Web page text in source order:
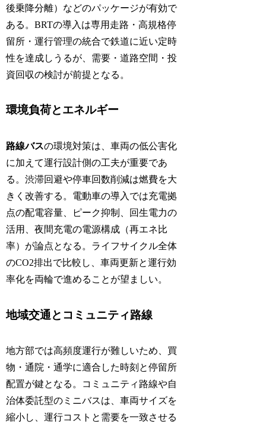
後乗降分離）などのパッケージが有効で
ある。BRTの導入は専用走路・高規格停
留所・運行管理の統合で鉄道に近い定時
性を達成しうるが、需要・道路空間・投
資回収の検討が前提となる。
環境負荷とエネルギー
路線バスの環境対策は、車両の低公害化
に加えて運行設計側の工夫が重要であ
る。渋滞回避や停車回数削減は燃費を大
きく改善する。電動車の導入では充電拠
点の配電容量、ピーク抑制、回生電力の
活用、夜間充電の電源構成（再エネ比
率）が論点となる。ライフサイクル全体
のCO2排出で比較し、車両更新と運行効
率化を両輪で進めることが望ましい。
地域交通とコミュニティ路線
地方部では高頻度運行が難しいため、買
物・通院・通学に適合した時刻と停留所
配置が鍵となる。コミュニティ路線や自
治体委託型のミニバスは、車両サイズを
縮小し、運行コストと需要を一致させる